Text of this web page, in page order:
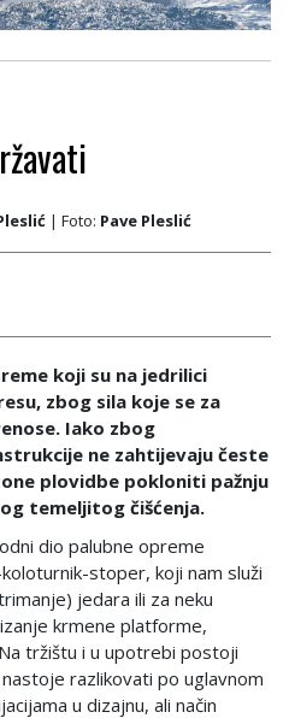
| Foto: Pave Pleslić
koji su na jedrilici
zbog sila koje se za
Iako zbog
ne zahtijevaju česte
plovidbe pokloniti pažnju
temeljitog čišćenja.
dio palubne opreme
stoper, koji nam služi
jedara ili za neku
krmene platforme,
tržištu i u upotrebi postoji
razlikovati po uglavnom
u dizajnu, ali način